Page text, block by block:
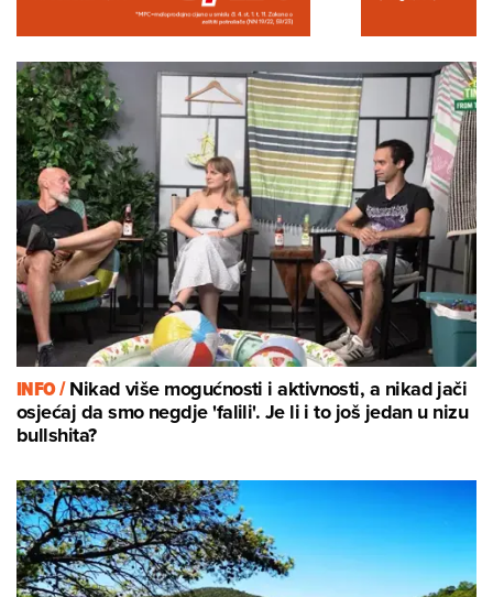
INFO /Nikad više mogućnosti i aktivnosti, a nikad jači
osjećaj da smo negdje 'falili'. Je li i to još jedan u nizu
bullshita?